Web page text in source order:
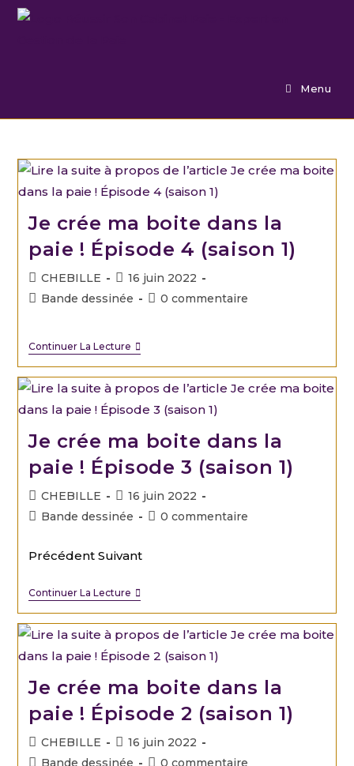
Menu
Je crée ma boite dans la
paie ! Épisode 4 (saison 1)
CHEBILLE
16 juin 2022
Bande dessinée
0 commentaire
Continuer La Lecture
Je crée ma boite dans la
paie ! Épisode 3 (saison 1)
CHEBILLE
16 juin 2022
Bande dessinée
0 commentaire
Précédent Suivant
Continuer La Lecture
Je crée ma boite dans la
paie ! Épisode 2 (saison 1)
CHEBILLE
16 juin 2022
Bande dessinée
0 commentaire